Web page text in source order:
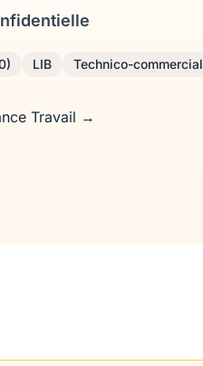
LIB Technico-commercial
Travail →